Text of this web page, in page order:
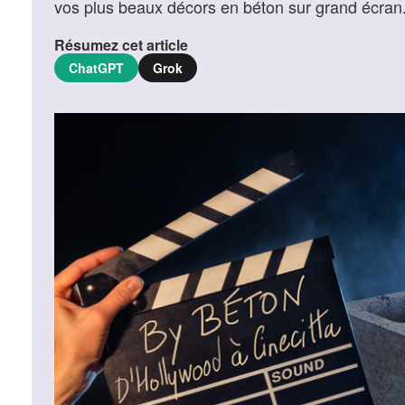
vos plus beaux décors en béton sur grand
Résumez cet article
ChatGPT Grok